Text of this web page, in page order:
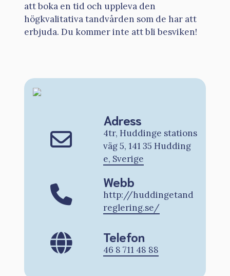
att boka en tid och uppleva den
högkvalitativa tandvården som de har att
erbjuda. Du kommer inte att bli besviken!
Adress
4tr, Huddinge stations
väg 5, 141 35 Hudding
e, Sverige
Webb
http://huddingetand
reglering.se/
Telefon
46 8 711 48 88